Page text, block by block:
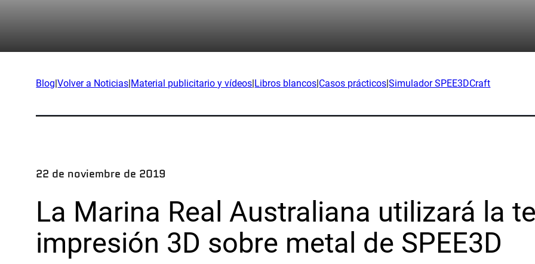
Carreras profesionales
Industrias
Defensa
Ferias y seminarios web
Libros blancos
Preguntas frecuentes
Póngase en
contacto
Blog|Volver a Noticias|Material publicitario y vídeos|Libros blancos|Casos prácticos|Simulador SPEE3DCraft
22 de noviembre de 2019
La Marina Real Australiana utilizará la
impresión 3D sobre metal de SPEE3D